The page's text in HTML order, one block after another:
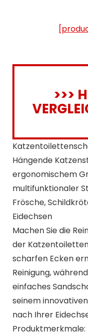
>>>
Hängende
ergonomischem
multifunktionaler
Frösche,
Eidechsen
Machen Sie die
der
scharfen Ecken
Reinigung,
einfaches
seinem
nach Ihrer
Produktmerkmale: